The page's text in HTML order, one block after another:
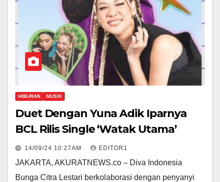
HIBURAN MUSIK
Duet Dengan Yuna Adik Iparnya
BCL Rilis Single ‘Watak Utama’
14/09/24 10:27AM EDITOR1
JAKARTA, AKURATNEWS.co – Diva Indonesia
Bunga Citra Lestari berkolaborasi dengan penyanyi